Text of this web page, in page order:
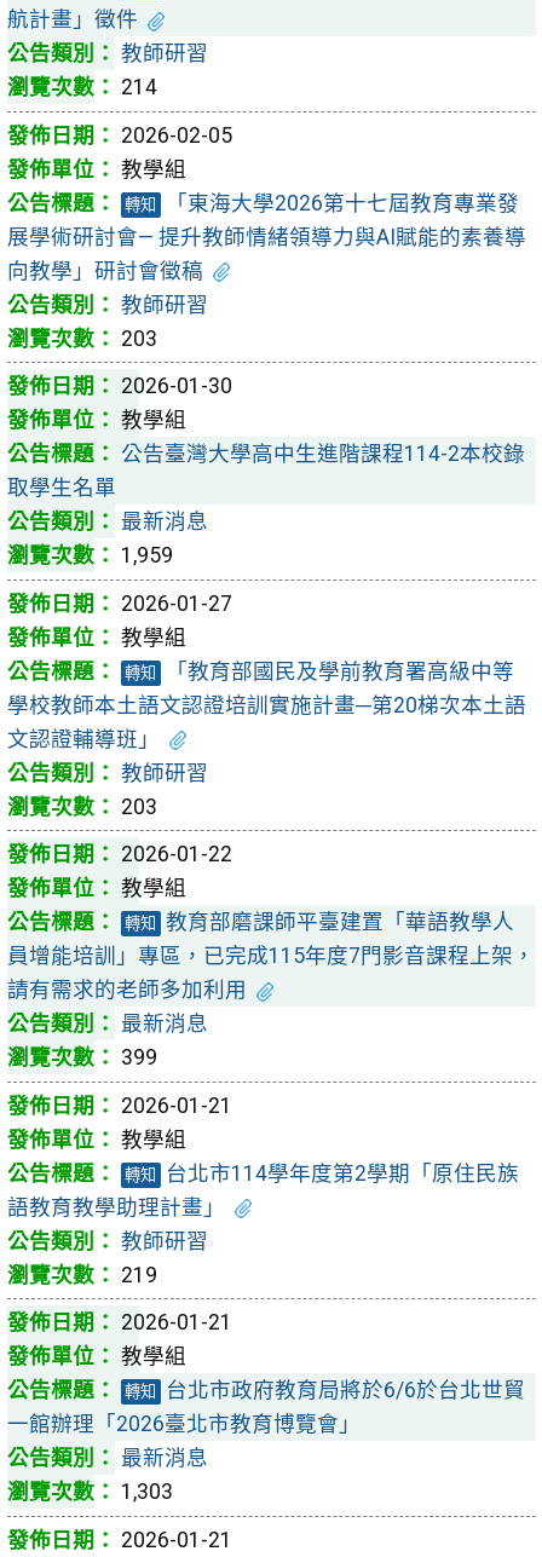
航計畫」徵件
教師研習
214
2026-02-05
教學組
轉知
「東海大學2026第十七屆教育專業發
展學術研討會— 提升教師情緒領導力與AI賦能的素養導
向教學」研討會徵稿
教師研習
203
2026-01-30
教學組
公告臺灣大學高中生進階課程114-2本校錄
取學生名單
最新消息
1,959
2026-01-27
教學組
轉知
「教育部國民及學前教育署高級中等
學校教師本土語文認證培訓實施計畫─第20梯次本土語
文認證輔導班」
教師研習
203
2026-01-22
教學組
轉知
教育部磨課師平臺建置「華語教學人
員增能培訓」專區，已完成115年度7門影音課程上架，
請有需求的老師多加利用
最新消息
399
2026-01-21
教學組
轉知
台北市114學年度第2學期「原住民族
語教育教學助理計畫」
教師研習
219
2026-01-21
教學組
轉知
台北市政府教育局將於6/6於台北世貿
一館辦理「2026臺北市教育博覽會」
最新消息
1,303
2026-01-21